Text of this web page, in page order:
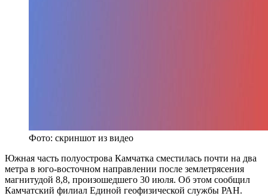
Фото: скриншот из видео
Южная часть полуострова Камчатка сместилась почти на два
метра в юго-восточном направлении после землетрясения
магнитудой 8,8, произошедшего 30 июля. Об этом сообщил
Камчатский филиал Единой геофизической службы РАН.